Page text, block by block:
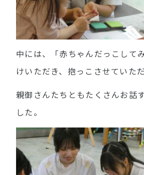
中には、「赤ちゃんだっこして
けいただき、抱っこさせていた
親御さんたちともたくさんお話
した。